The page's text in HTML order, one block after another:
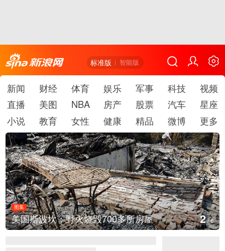
标准版 智能版
新闻 财经 体育 娱乐 军事 科技
视频
直播
美图 NBA 房产 股票 汽车
星座
小说
教育 女性 健康 精品 微博 更多
图集
美国斯波坎：野火烧毁700多所房屋 2/6